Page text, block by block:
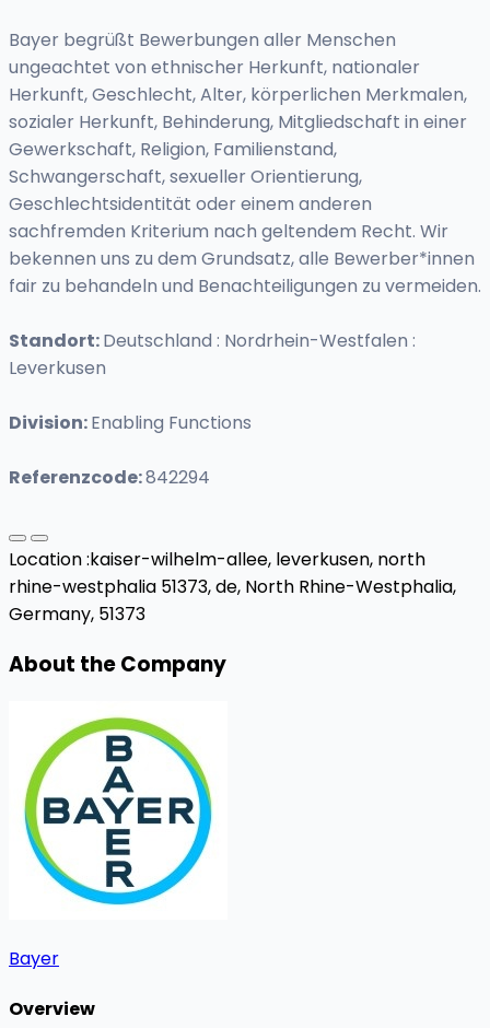
Bayer begrüßt Bewerbungen aller Menschen
ungeachtet von ethnischer Herkunft, nationaler
Herkunft, Geschlecht, Alter, körperlichen Merkmalen,
sozialer Herkunft, Behinderung, Mitgliedschaft in einer
Gewerkschaft, Religion, Familienstand,
Schwangerschaft, sexueller Orientierung,
Geschlechtsidentität oder einem anderen
sachfremden Kriterium nach geltendem Recht. Wir
bekennen uns zu dem Grundsatz, alle Bewerber*innen
fair zu behandeln und Benachteiligungen zu vermeiden.
Standort:Deutschland : Nordrhein-Westfalen :
Leverkusen
Division:Enabling Functions
Referenzcode:842294
Location :kaiser-wilhelm-allee, leverkusen, north
rhine-westphalia 51373, de, North Rhine-Westphalia,
Germany, 51373
About the Company
Bayer
Overview